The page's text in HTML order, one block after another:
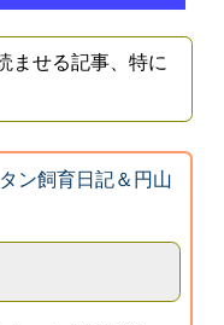
ませる記事、特に
ン飼育日記＆円山